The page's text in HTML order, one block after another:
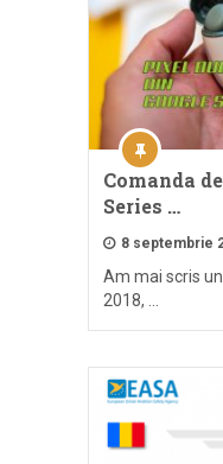
Comanda
Series …
8 septembrie
Am mai scris
2018, …